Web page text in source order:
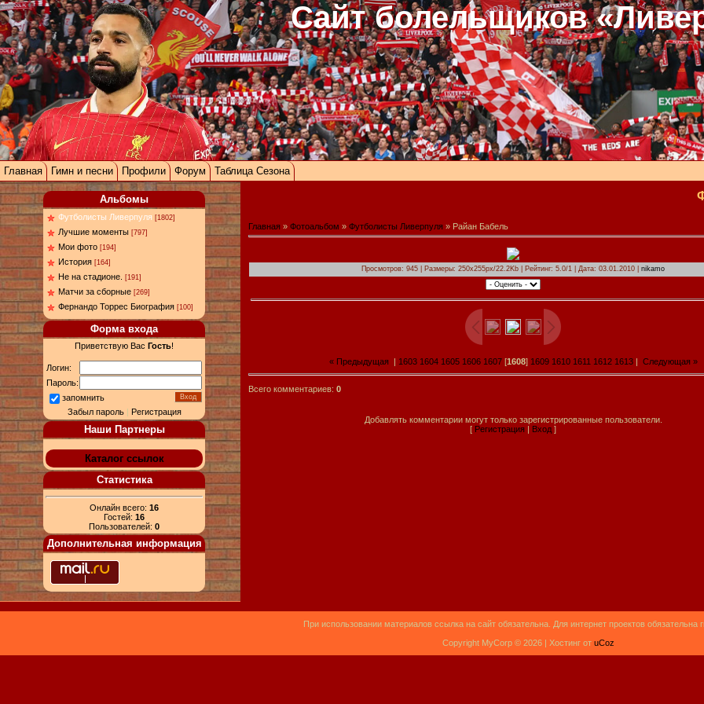
Сайт болельщиков
Главная Гимн и песни Профили Форум Таблица Сезона
Альбомы
Футболисты Ливерпуля [1802]
Лучшие моменты [797]
Мои фото [194]
История [164]
Не на стадионе. [191]
Матчи за сборные [269]
Фернандо Торрес Биография [100]
Форма входа
Приветствую Вас Гость!
Логин:
Пароль:
запомнить
Забыл пароль| Регистрация
Наши Партнеры
Каталог ссылок
Статистика
Онлайн всего: 16
Гостей: 16
Пользователей: 0
Дополнительная информация
Главная » Фотоальбом » Футболисты Ливерпуля » Райан Бабель
Просмотров: 945 | Размеры: 250x255px/22.2Kb | Рейтинг: 5.0/1 | Дата: 03.01.2010 | nikamo
« Предыдущая| 1603 1604 1605 1606 1607[1608] 1609 1610 1611 1612 1613| Следующая »
Всего комментариев: 0
Добавлять комментарии могут только зарегистрированные пользователи.
[ Регистрация | Вход ]
При использовании материалов ссылка на сайт обязательна. Для интернет проектов обязательна
Copyright MyCorp © 2026 | Хостинг от uCoz